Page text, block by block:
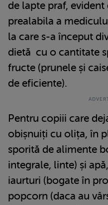
de lapte praf,
prealabila a
la care s-a început
dietă cu o cantitate
fructe (prunele și
de eficiente).
Pentru copiii care
obișnuiți cu olița, în
sporită de alimente
integrale, linte) și
iaurturi (bogate în
popcorn (daca au